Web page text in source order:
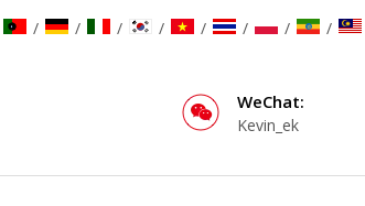
/ / / / / / / /
WeChat:
Kevin_ek